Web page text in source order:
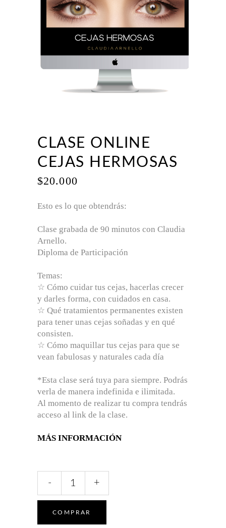
CLASE ONLINE
CEJAS HERMOSAS
$20.000
Esto es lo que obtendrás:
Clase grabada de 90 minutos con Claudia
Arnello.
Diploma de Participación
Temas:
☆ Cómo cuidar tus cejas, hacerlas crecer
y darles forma, con cuidados en casa.
☆ Qué tratamientos permanentes existen
para tener unas cejas soñadas y en qué
consisten.
☆ Cómo maquillar tus cejas para que se
vean fabulosas y naturales cada día
*Esta clase será tuya para siempre. Podrás
verla de manera indefinida e ilimitada.
Al momento de realizar tu compra tendrás
acceso al link de la clase.
MÁS INFORMACIÓN
Cejas
Hermosas
quantity
- +
COMPRAR